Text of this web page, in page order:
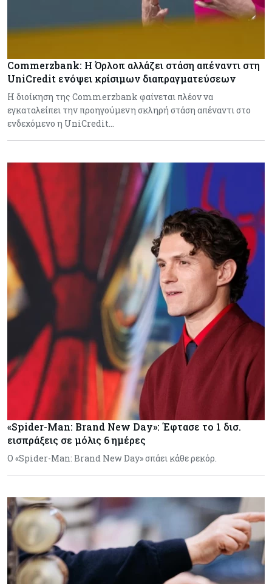
Commerzbank: Η Όρλοπ αλλάζει στάση απέναντι στη
UniCredit ενόψει κρίσιμων διαπραγματεύσεων
H διοίκηση της Commerzbank φαίνεται πλέον να
εγκαταλείπει την προηγούμενη σκληρή στάση απέναντι στο
ενδεχόμενο η UniCredit…
«Spider-Man: Brand New Day»: Έφτασε το 1 δισ.
εισπράξεις σε μόλις 6 ημέρες
Ο «Spider-Man: Brand New Day» σπάει κάθε ρεκόρ.